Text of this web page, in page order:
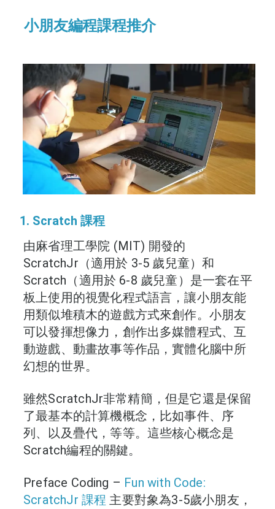
小朋友編程課程推介
1. Scratch 課程
由麻省理工學院 (MIT) 開發的
ScratchJr（適用於 3-5 歲兒童）和
Scratch（適用於 6-8 歲兒童）是一套在平
板上使用的視覺化程式語言，讓小朋友能
用類似堆積木的遊戲方式來創作。小朋友
可以發揮想像力，創作出多媒體程式、互
動遊戲、動畫故事等作品，實體化腦中所
幻想的世界。
雖然ScratchJr非常精簡，但是它還是保留
了最基本的計算機概念，比如事件、序
列、以及疊代，等等。這些核心概念是
Scratch編程的關鍵。
Preface Coding – Fun with Code:
ScratchJr 課程 主要對象為3-5歲小朋友，